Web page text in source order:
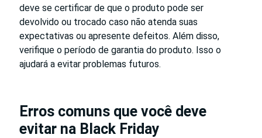
deve se certificar de que o produto pode ser
devolvido ou trocado caso não atenda suas
expectativas ou apresente defeitos. Além disso,
verifique o período de garantia do produto. Isso o
ajudará a evitar problemas futuros.
Erros comuns que você deve
evitar na Black Friday